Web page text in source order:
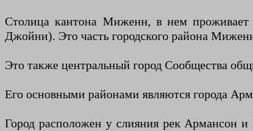
Столица кантона Миженн, в нем
Джойни). Это часть городского района
Это также центральный город Сообщества
Его основными районами являются города
Город расположен у слияния рек Армансон